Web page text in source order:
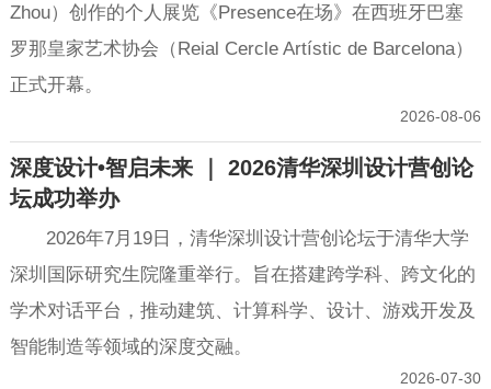
Zhou）创作的个人展览《Presence在场》在西班牙巴塞
罗那皇家艺术协会（Reial Cercle Artístic de Barcelona）
正式开幕。
2026-08-06
深度设计•智启未来 ｜ 2026清华深圳设计营创论
坛成功举办
2026年7月19日，清华深圳设计营创论坛于清华大学
深圳国际研究生院隆重举行。旨在搭建跨学科、跨文化的
学术对话平台，推动建筑、计算科学、设计、游戏开发及
智能制造等领域的深度交融。
2026-07-30